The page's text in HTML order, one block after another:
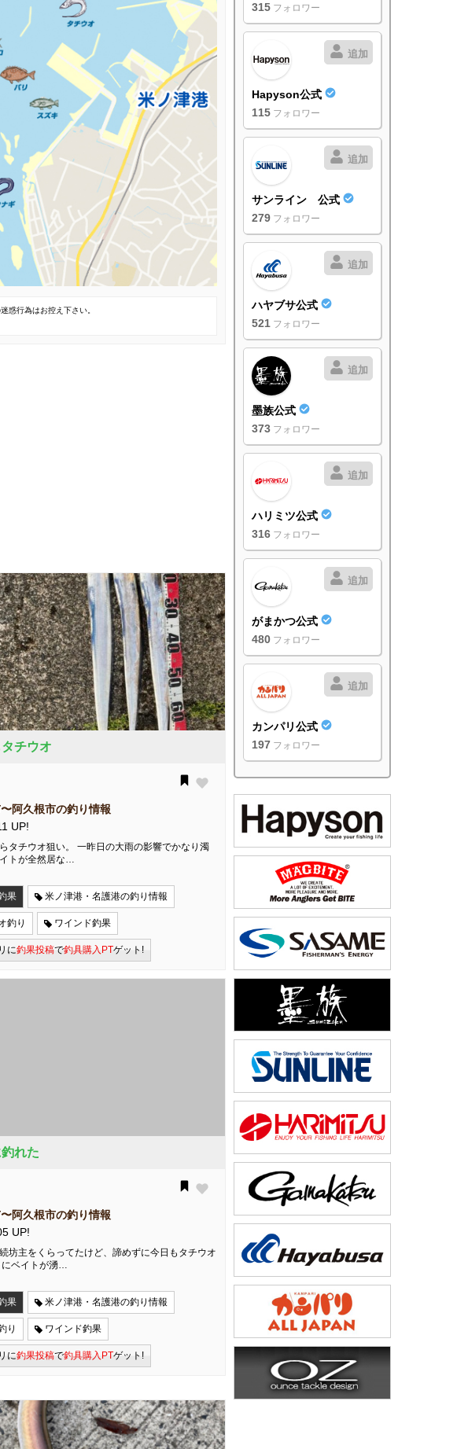
惑行為はお控え下さい。
チウオ
阿久根市の釣り情報
UP!
タチウオ狙い。 一昨日の大雨の影響でかなり濁
トが全然居な…
果 米ノ津港・名護港の釣り情報
釣り ワインド釣果
に釣果投稿で釣具購入PTゲット!
れた
阿久根市の釣り情報
UP!
坊主をくらってたけど、諦めずに今日もタチウオ
にベイトが湧…
果 米ノ津港・名護港の釣り情報
り ワインド釣果
に釣果投稿で釣具購入PTゲット!
315 フォロワー
追加
Hapyson公式
115 フォロワー
追加
サンライン 公式
279 フォロワー
追加
ハヤブサ公式
521 フォロワー
追加
墨族公式
373 フォロワー
追加
ハリミツ公式
316 フォロワー
追加
がまかつ公式
480 フォロワー
追加
カンパリ公式
197 フォロワー